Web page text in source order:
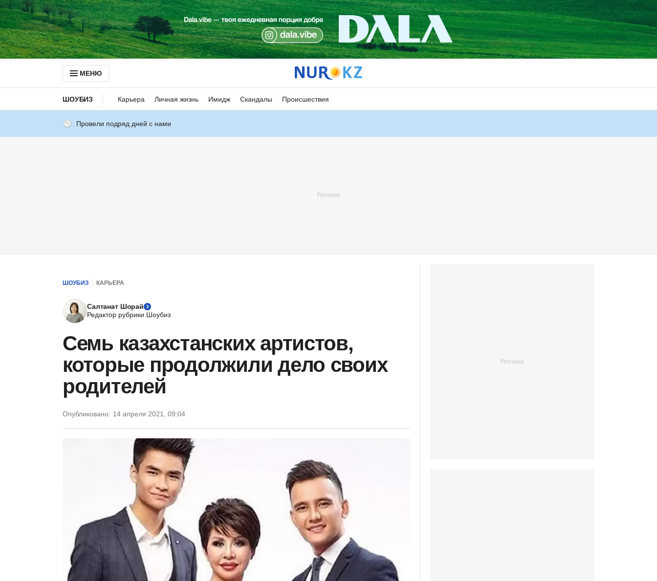
МЕНЮ
ШОУБИЗ Карьера Личная жизнь Имидж Скандалы Происшествия
Провели подряд дней с нами
ШОУБИЗ КАРЬЕРА
Салтанат Шорай
Редактор рубрики Шоубиз
Семь казахстанских артистов,
которые продолжили дело своих
родителей
Опубликовано: 14 апреля 2021, 09:04